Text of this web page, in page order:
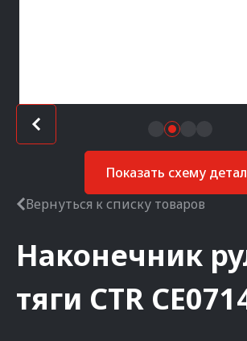
Показать схему
Вернуться к списку товаров
Наконечник
тяги CTR